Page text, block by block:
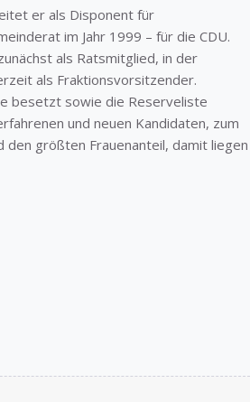
er als Disponent für
im Jahr 1999 – für die CDU.
als Ratsmitglied, in der
als Fraktionsvorsitzender.
besetzt sowie die Reserveliste
und neuen Kandidaten, zum
den größten Frauenanteil, damit liegen